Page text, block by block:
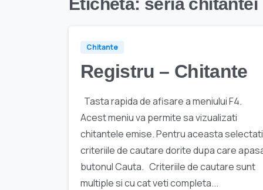
Chitante
Registru – Chitante
Tasta rapida de afisare a meniului F4.
Acest meniu va permite sa vizualizati
chitantele emise. Pentru aceasta selectati
criteriile de cautare dorite dupa care
butonul Cauta. Criteriile de cautare sunt
multiple si cu cat veti completa...